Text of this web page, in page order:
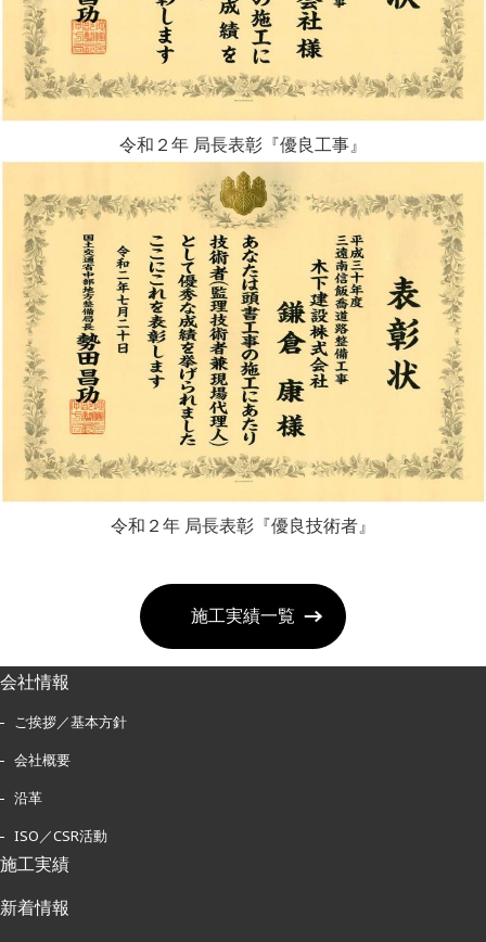
令和２年 局長表彰『優良工事』
令和２年 局長表彰『優良技術者』
施工実績一覧
会社情報
ご挨拶／基本方針
会社概要
沿革
ISO／CSR活動
施工実績
新着情報